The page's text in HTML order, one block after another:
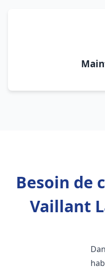
Besoin de
Vaillant